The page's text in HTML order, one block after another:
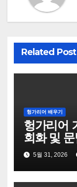
Related Post
헝가리어 배우기
헝가리어
회화 및 문
5월 31, 2026